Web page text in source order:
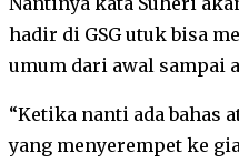
hadir di GSG utuk bisa
umum dari awal sampai
“Ketika nanti ada bahas
yang menyerempet ke